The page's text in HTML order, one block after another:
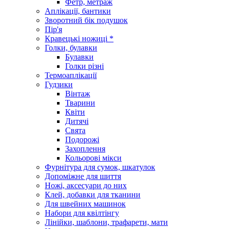
Аплікації, бантики
Зворотний бік подушок
Пір'я
Кравецькі ножиці *
Голки, булавки
Булавки
Голки різні
Термоаплікації
Гудзики
Вінтаж
Тварини
Квіти
Дитячі
Свята
Подорожі
Захоплення
Кольорові мікси
Фурнітура для сумок, шкатулок
Допоміжне для шиття
Ножі, аксесуари до них
Клей, добавки для тканини
Для швейних машинок
Набори для квілтінгу
Лінійки, шаблони, трафарети, мати